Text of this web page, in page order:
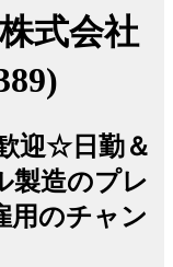
式会社
迎☆日勤＆
製造のプレ
用のチャン